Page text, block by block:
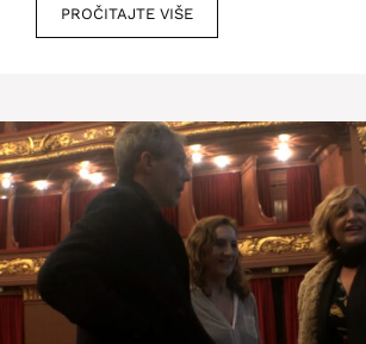
PROČITAJTE VIŠE